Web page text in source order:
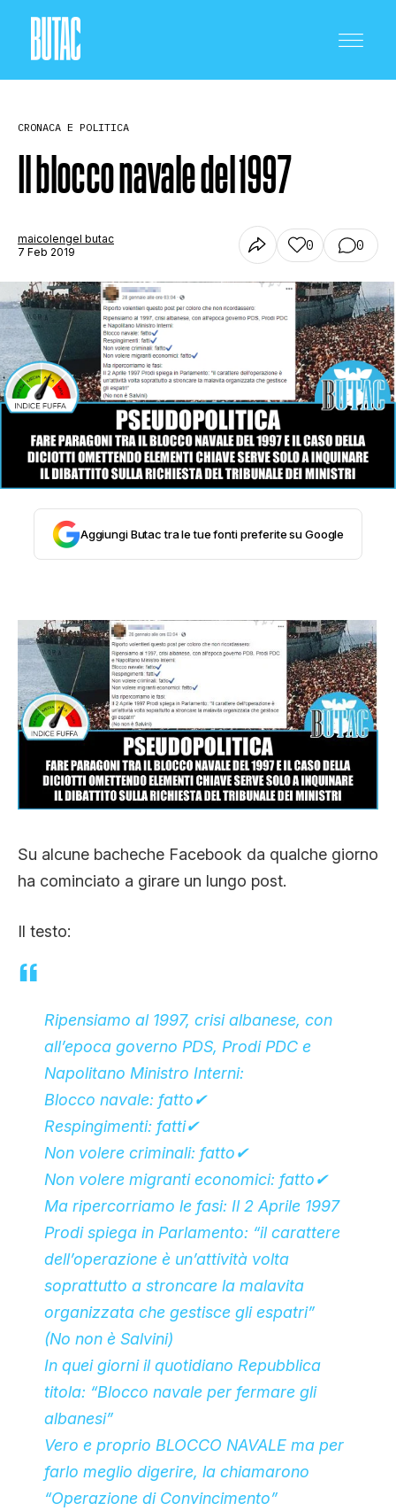
SCIENZA E TECNOLOGIA
SALUTE E MEDICINA
STORIA E CITAZIONI
INTRATTENIMENTO
COMPLOTTI, LEGGENDE URBANE ED
EDITORIALI
TRUFFE E SOCIAL NETWORK
CLIMA ED ENERGIA
CONTATTI
CRONACA E POLITICA
Il blocco navale del 1997
maicolengel butac
7 Feb 2019
0 0
Aggiungi Butac tra le tue fonti preferite su Google
Su alcune bacheche Facebook da qualche giorno
ha cominciato a girare un lungo post.
Il testo:
Ripensiamo al 1997, crisi albanese, con
all’epoca governo PDS, Prodi PDC e
Napolitano Ministro Interni:
Blocco navale: fatto✔
Respingimenti: fatti✔
Non volere criminali: fatto✔
Non volere migranti economici: fatto✔
Ma ripercorriamo le fasi: Il 2 Aprile 1997
Prodi spiega in Parlamento: “il carattere
dell’operazione è un’attività volta
soprattutto a stroncare la malavita
organizzata che gestisce gli espatri”
(No non è Salvini)
In quei giorni il quotidiano Repubblica
titola: “Blocco navale per fermare gli
albanesi”
Vero e proprio BLOCCO NAVALE ma per
farlo meglio digerire, la chiamarono
“Operazione di Convincimento”